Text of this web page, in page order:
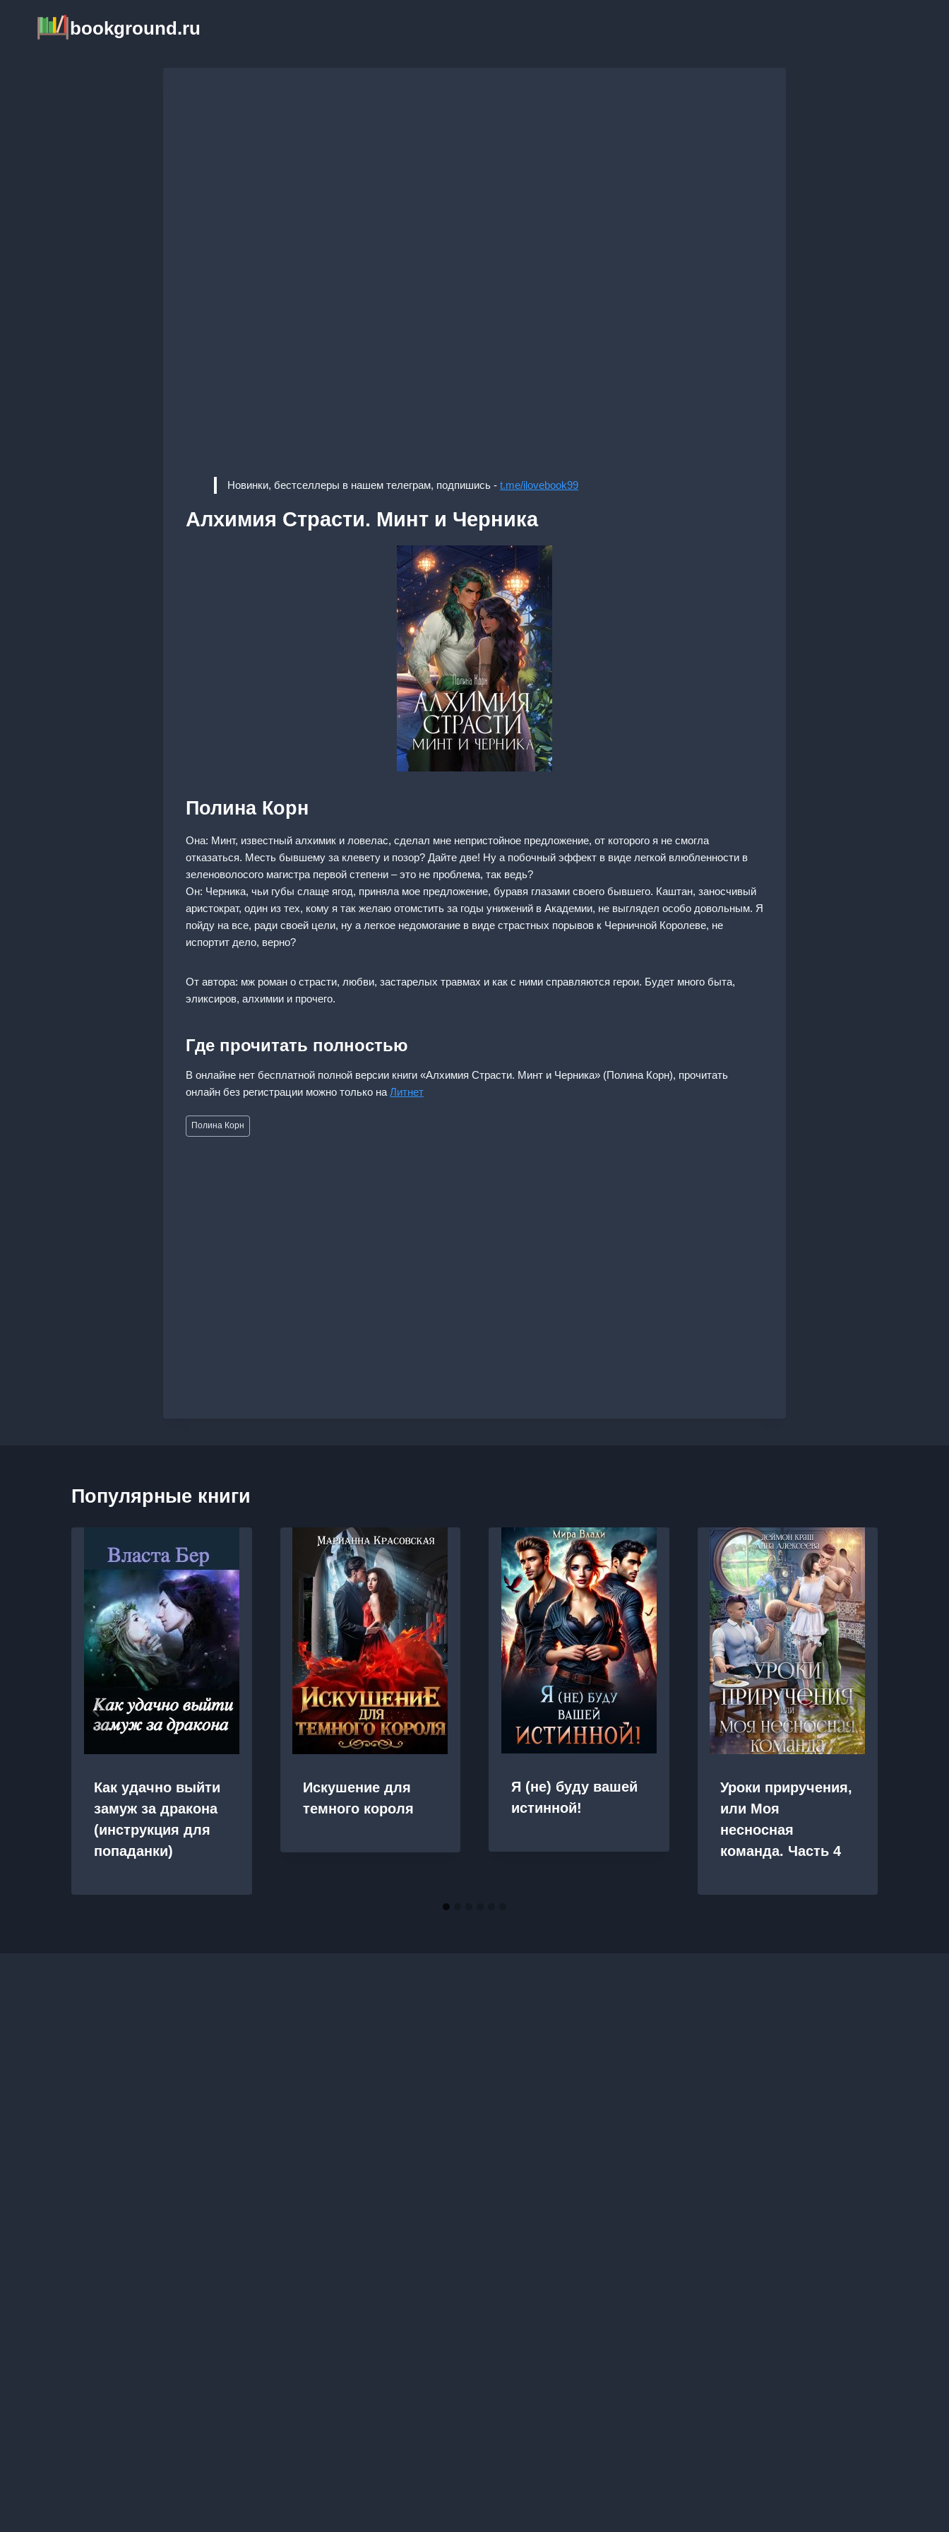
содержимому
bookground.ru
Новинки, бестселлеры в нашем телеграм, подпишись - t.me/ilovebook99
Алхимия Страсти. Минт и Черника
Полина Корн
Она: Минт, известный алхимик и ловелас, сделал мне непристойное предложение, от которого я не смогла
отказаться. Месть бывшему за клевету и позор? Дайте две! Ну а побочный эффект в виде легкой влюбленности в
зеленоволосого магистра первой степени – это не проблема, так ведь?
Он: Черника, чьи губы слаще ягод, приняла мое предложение, буравя глазами своего бывшего. Каштан, заносчивый
аристократ, один из тех, кому я так желаю отомстить за годы унижений в Академии, не выглядел особо довольным. Я
пойду на все, ради своей цели, ну а легкое недомогание в виде страстных порывов к Черничной Королеве, не
испортит дело, верно?
От автора: мж роман о страсти, любви, застарелых травмах и как с ними справляются герои. Будет много быта,
эликсиров, алхимии и прочего.
Где прочитать полностью
В онлайне нет бесплатной полной версии книги «Алхимия Страсти. Минт и Черника» (Полина Корн), прочитать
онлайн без регистрации можно только на Литнет
Метки
записи:
Полина Корн
Популярные книги
Как удачно выйти
замуж за дракона
(инструкция для
попаданки)
Искушение для
темного короля
Я (не) буду вашей
истинной!
Уроки приручения,
или Моя
несносная
команда. Часть 4